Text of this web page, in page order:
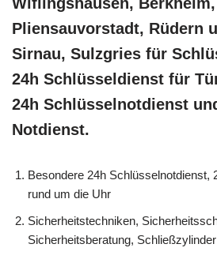
Pliensauvorstadt, Rüdern
Sirnau, Sulzgries für
24h Schlüsseldienst für
24h Schlüsselnotdienst
Notdienst.
Besondere 24h Schlüsselnotdienst,
rund um die Uhr
Sicherheitstechniken,
Sicherheitsberatung,